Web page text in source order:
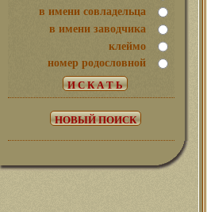
в имени совладельца
в имени заводчика
клеймо
номер родословной